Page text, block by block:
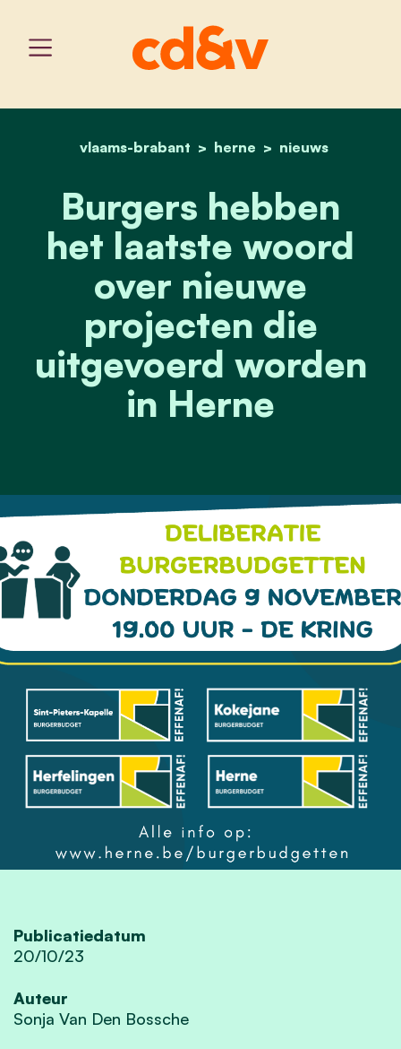
home
vlaams-brabant herne nieuws
burgers hebben het
Burgers hebben
het laatste woord
over nieuwe
projecten die
uitgevoerd worden
in Herne
Publicatiedatum
20/10/23
Auteur
Sonja Van Den Bossche